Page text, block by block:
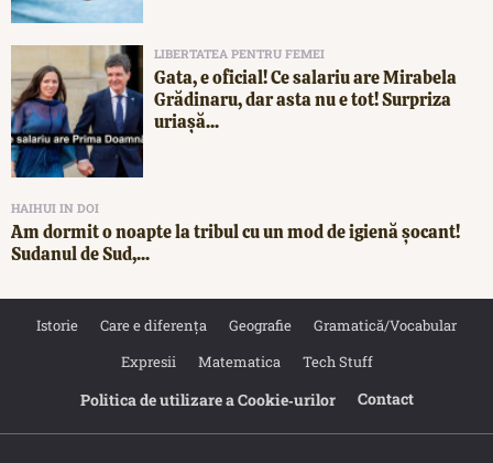
LIBERTATEA PENTRU FEMEI
Gata, e oficial! Ce salariu are Mirabela
Grădinaru, dar asta nu e tot! Surpriza
uriașă...
HAIHUI IN DOI
Am dormit o noapte la tribul cu un mod de igienă șocant!
Sudanul de Sud,...
Istorie Care e diferența Geografie
Gramatică/Vocabular
Expresii
Matematica Tech Stuff
Politica de utilizare a Cookie‐urilor Contact